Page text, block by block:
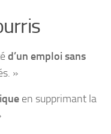
d’un emploi sans
»
en supprimant la